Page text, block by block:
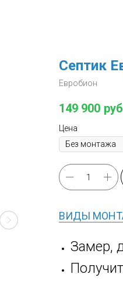
Септик
Евробион
149 900 руб
Цена
ВИДЫ
Замер,